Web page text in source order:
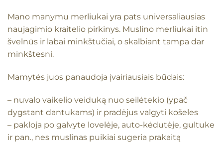
Mano manymu merliukai yra pats universaliausias
naujagimio kraitelio pirkinys. Muslino merliukai itin
švelnūs ir labai minkštučiai, o skalbiant tampa dar
minkštesni.
Mamytės juos panaudoja įvairiausiais būdais:
– nuvalo vaikelio veiduką nuo seilėtekio (ypač
dygstant dantukams) ir pradėjus valgyti košeles
– pakloja po galvyte lovelėje, auto-kėdutėje, gultuke
ir pan., nes muslinas puikiai sugeria prakaitą